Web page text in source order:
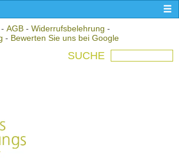
- AGB - Widerrufsbelehrung -
- Bewerten Sie uns bei Google
SUCHE